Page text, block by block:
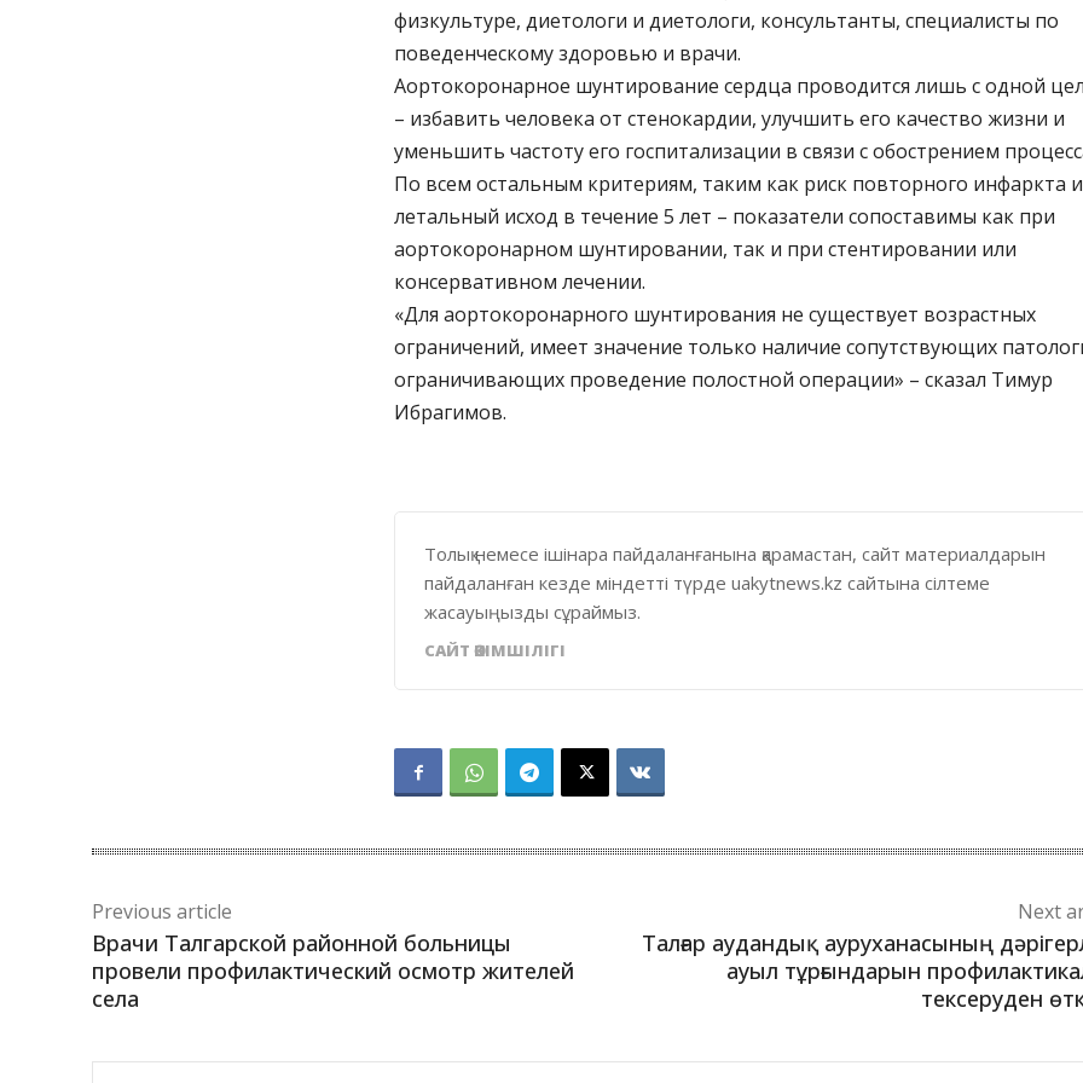
физкультуре, диетологи и диетологи, консультанты, специалисты по
поведенческому здоровью и врачи.
Аортокоронарное шунтирование сердца проводится лишь с одной
– избавить человека от стенокардии, улучшить его качество жизни и
уменьшить частоту его госпитализации в связи с обострением
По всем остальным критериям, таким как риск повторного инфаркта и
летальный исход в течение 5 лет – показатели сопоставимы как при
аортокоронарном шунтировании, так и при стентировании или
консервативном лечении.
«Для аортокоронарного шунтирования не существует возрастных
ограничений, имеет значение только наличие сопутствующих
ограничивающих проведение полостной операции» – сказал Тимур
Ибрагимов.
Толық немесе ішінара пайдаланғанына қарамастан, сайт материалдарын
пайдаланған кезде міндетті түрде uakytnews.kz сайтына сілтеме
жасауыңызды сұраймыз.
САЙТ ӘКІМШІЛІГІ
Previous article
Врачи Талгарской районной больницы
провели профилактический осмотр жителей
села
Next
Талғар аудандық ауруханасының
ауыл тұрғындарын
тексеруден